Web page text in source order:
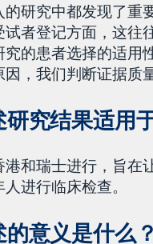
研究中都发现了重
者登记方面，这往
究的患者选择的适用
，我们判断证据质
究结果适用
和瑞士进行，旨在
进行临床检查。
意义是什么？